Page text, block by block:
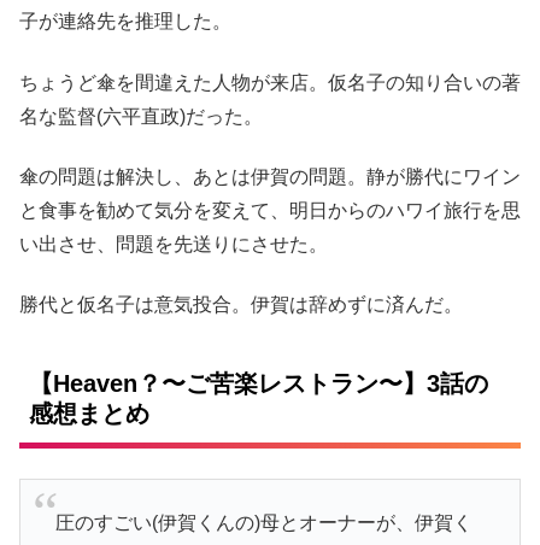
子が連絡先を推理した。
ちょうど傘を間違えた人物が来店。仮名子の知り合いの著
名な監督(六平直政)だった。
傘の問題は解決し、あとは伊賀の問題。静が勝代にワイン
と食事を勧めて気分を変えて、明日からのハワイ旅行を思
い出させ、問題を先送りにさせた。
勝代と仮名子は意気投合。伊賀は辞めずに済んだ。
【Heaven？〜ご苦楽レストラン〜】3話の
感想まとめ
圧のすごい(伊賀くんの)母とオーナーが、伊賀く